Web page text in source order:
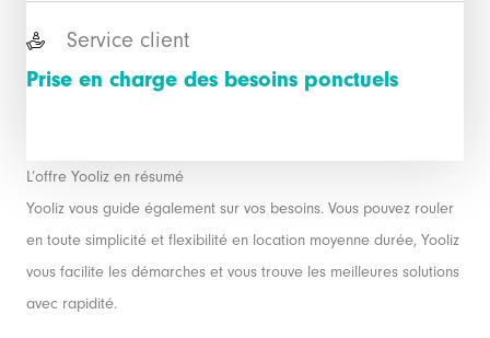
Service client
Prise en charge des besoins ponctuels
L’offre Yooliz en résumé
Yooliz vous guide également sur vos besoins. Vous pouvez rouler
en toute simplicité et flexibilité en location moyenne durée, Yooliz
vous facilite les démarches et vous trouve les meilleures solutions
avec rapidité.